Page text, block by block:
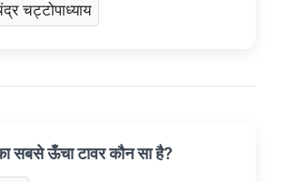
चट्टोपाध्याय
सबसे ऊँचा टावर कौन सा है?